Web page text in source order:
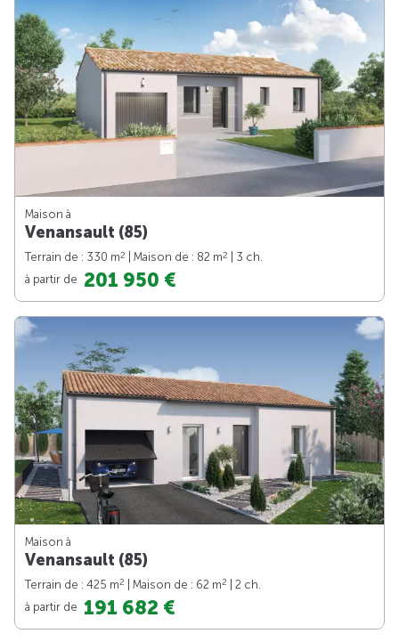
Maison à
Venansault (85)
Terrain de : 330 m2 | Maison de : 82 m2
| 3 ch.
à partir de 201 950 €
Maison à
Venansault (85)
Terrain de : 425 m2 | Maison de : 62 m2
| 2 ch.
à partir de 191 682 €